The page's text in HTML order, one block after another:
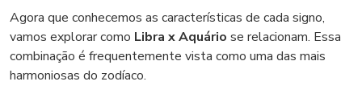
Agora que conhecemos as características de cada signo,
vamos explorar como Libra x Aquário se relacionam. Essa
combinação é frequentemente vista como uma das mais
harmoniosas do zodíaco.